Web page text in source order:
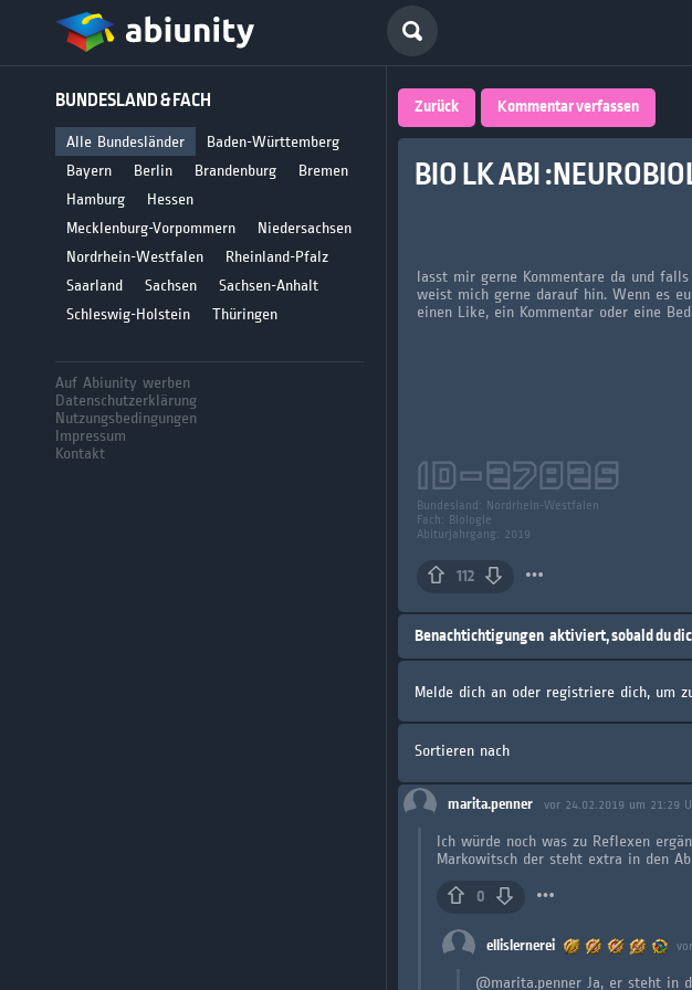
BUNDESLAND & FACH
Alle Bundesländer
Baden-Württemberg
Bayern
Berlin Brandenburg
Bremen
Hamburg
Hessen
Mecklenburg-Vorpommern
Niedersachsen
Nordrhein-Westfalen
Rheinland-Pfalz
Saarland
Sachsen
Sachsen-Anhalt
Schleswig-Holstein
Thüringen
Auf Abiunity werben
Datenschutzerklärung
Nutzungsbedingungen
Impressum
Kontakt
Deutschlands
größte Plattform
für Abiturienten
Zurück Kommentar verfassen
BIO LK ABI
lasst mir gerne Kommentare da und
weist mich gerne darauf hin. Wenn es
einen Like, ein Kommentar oder eine
ID-27825
Bundesland: Nordrhein-Westfalen
Fach: Biologie
Abiturjahrgang: 2019
112
Benachtichtigungen aktiviert, sobald du
Melde dich an oder registriere dich, um
Sortieren nach
marita.penner vor 24.02.2019 um 21:29
Ich würde noch was zu Reflexen
Markowitsch der steht extra in den
0
ellislernerei
@marita.penner Ja, er steht in